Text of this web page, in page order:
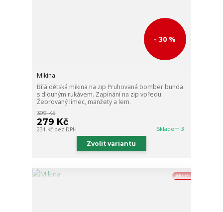
- 30 %
Mikina
Bílá dětská mikina na zip Pruhovaná bomber bunda
s dlouhým rukávem. Zapínání na zip vpředu.
Žebrovaný límec, manžety a lem.
399 Kč
279 Kč
231 Kč bez DPH Skladem 3
Zvolit variantu
Akce